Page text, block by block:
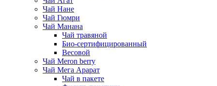
Чай Нане
Чай Гюмри
Чай Манана
Чай травяной
Био-сертифицированный
Весовой
Чай Meron berry
Чай Мега Арарат
Чай в пакете